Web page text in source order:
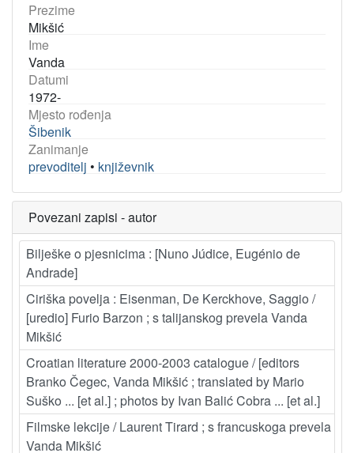
Prezime
Mikšić
Ime
Vanda
Datumi
1972-
Mjesto rođenja
Šibenik
Zanimanje
prevoditelj • književnik
Povezani zapisi - autor
Bilješke o pjesnicima : [Nuno Júdice, Eugénio de
Andrade]
Ciriška povelja : Eisenman, De Kerckhove, Saggio /
[uredio] Furio Barzon ; s talijanskog prevela Vanda
Mikšić
Croatian literature 2000-2003 catalogue / [editors
Branko Čegec, Vanda Mikšić ; translated by Mario
Suško ... [et al.] ; photos by Ivan Balić Cobra ... [et al.]
Filmske lekcije / Laurent Tirard ; s francuskoga prevela
Vanda Mikšić